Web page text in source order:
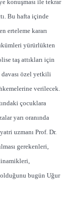
konuşması ile tekrar
Bu hafta içinde
erteleme kararı
yürürlükten
taş attıkları için
davası özel yetkili
verilecek.
çocuklara
yarı oranında
uzmanı Prof. Dr.
gerekenleri,
bugün Uğur